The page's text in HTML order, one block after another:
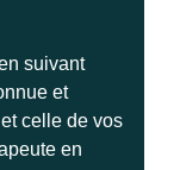
suivant
et
celle de vos
en